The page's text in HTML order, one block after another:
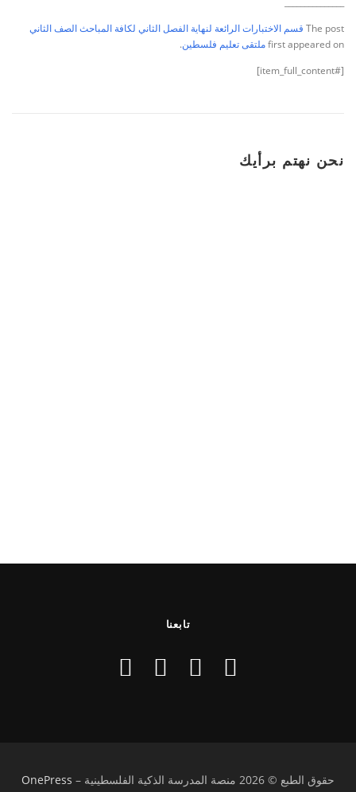
The post قسم الاختبارات الرائعة لنهاية الفصل الثاني لكافة المباحث الصف الثاني
first appeared onملتقى تعليم فلسطين.
[#item_full_content]
نحن نهتم برأيك
تابعنا
حقوق الطبع © 2026 منصة المدرسة الذكية الفلسطينية –
OnePress